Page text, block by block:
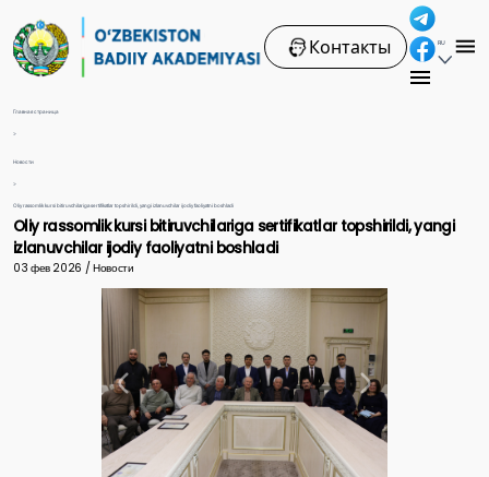
Контакты RU
Главная страница
>
Новости
>
Oliy rassomlik kursi bitiruvchilariga sertifikatlar topshirildi, yangi izlanuvchilar ijodiy faoliyatni boshladi
Oliy rassomlik kursi bitiruvchilariga sertifikatlar topshirildi, yangi
izlanuvchilar ijodiy faoliyatni boshladi
03 фев 2026 / Новости